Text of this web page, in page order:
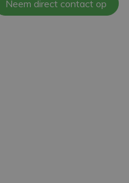
Neem direct contact op